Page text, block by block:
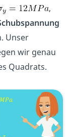
,
Unser
wir genau
Quadrats.